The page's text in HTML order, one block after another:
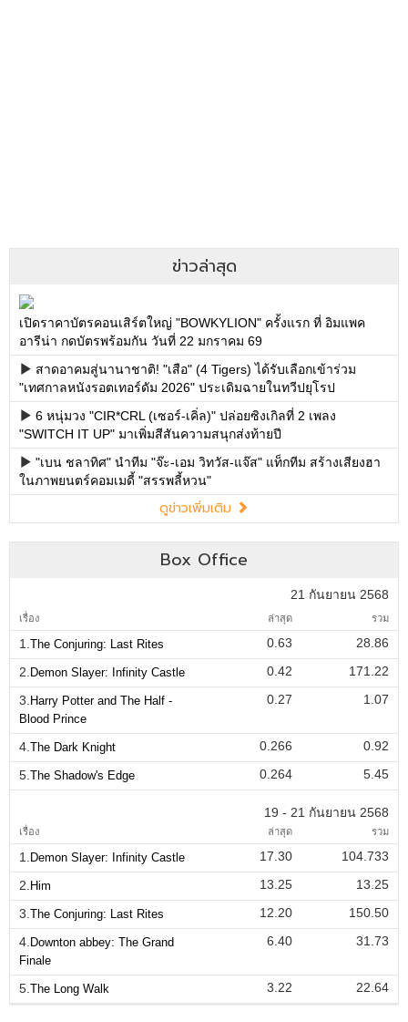
ข่าวล่าสุด
เปิดราคาบัตรคอนเสิร์ตใหญ่ "BOWKYLION" ครั้งแรก ที่ อิมแพค
อารีน่า กดบัตรพร้อมกัน วันที่ 22 มกราคม 69
สาดอาคมสู่นานาชาติ! "เสือ" (4 Tigers) ได้รับเลือกเข้าร่วม
"เทศกาลหนังรอตเทอร์ดัม 2026" ประเดิมฉายในทวีปยุโรป
6 หนุ่มวง "CIR*CRL (เซอร์-เคิ่ล)" ปล่อยซิงเกิลที่ 2 เพลง
"SWITCH IT UP" มาเพิ่มสีสันความสนุกส่งท้ายปี
"เบน ชลาทิศ" นำทีม "จ๊ะ-เอม วิทวัส-แจ๊ส" แท็กทีม สร้างเสียงฮา
ในภาพยนตร์คอมเมดี้ "สรรพลี้หวน"
ดูข่าวเพิ่มเติม
Box Office
21 กันยายน 2568
เรื่อง ล่าสุด รวม
1. The Conjuring: Last Rites 0.63
28.86
2. Demon Slayer: Infinity Castle 0.42
171.22
3. Harry Potter and The Half -
Blood Prince
0.27 1.07
4. The Dark Knight 0.266
0.92
5. The Shadow's Edge 0.264 5.45
19 - 21 กันยายน 2568
เรื่อง ล่าสุด รวม
1. Demon Slayer: Infinity Castle 17.30
104.733
2. Him 13.25
13.25
3. The Conjuring: Last Rites 12.20
150.50
4. Downton abbey: The Grand
Finale
6.40 31.73
5. The Long Walk 3.22 22.64